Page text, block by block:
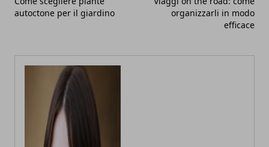
autoctone per il giardino
organizzarli in modo
efficace